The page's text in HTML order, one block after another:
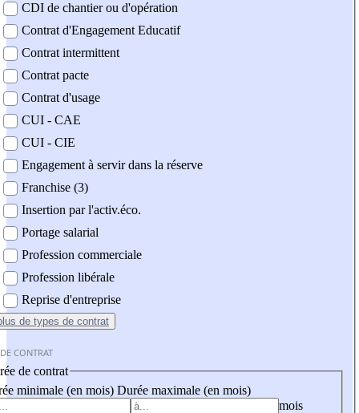
CDI de chantier ou d'opération
Contrat d'Engagement Educatif
Contrat intermittent
Contrat pacte
Contrat d'usage
CUI - CAE
CUI - CIE
Engagement à servir dans la réserve
Franchise (3)
Insertion par l'activ.éco.
Portage salarial
Profession commerciale
Profession libérale
Reprise d'entreprise
de types de contrat
CONTRAT
de contrat
minimale (en mois) Durée maximale (en mois)
mois